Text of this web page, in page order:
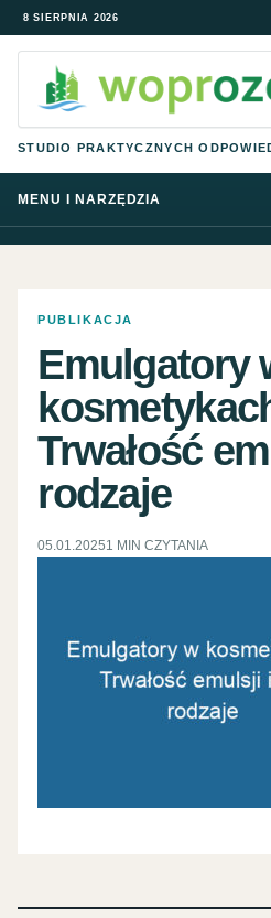
8 SIERPNIA 2026
STUDIO PRAKTYCZNYCH
MENU I NARZĘDZIA
PUBLIKACJA
Emulgatory
Trwałość
rodzaje
05.01.20251 MIN CZYTANIA